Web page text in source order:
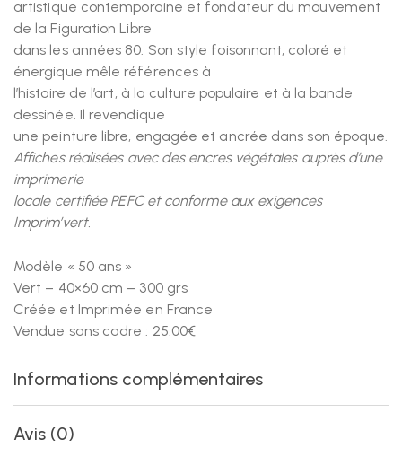
artistique contemporaine et fondateur du mouvement
de la Figuration Libre
dans les années 80. Son style foisonnant, coloré et
énergique mêle références à
l’histoire de l’art, à la culture populaire et à la bande
dessinée. Il revendique
une peinture libre, engagée et ancrée dans son époque.
Affiches réalisées avec des encres végétales auprès d’une
imprimerie
locale certifiée PEFC et conforme aux exigences
Imprim’vert.
Modèle « 50 ans »
Vert – 40×60 cm – 300 grs
Créée et Imprimée en France
Vendue sans cadre : 25.00€
Informations complémentaires
Avis (0)